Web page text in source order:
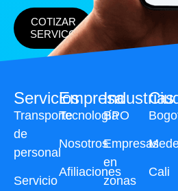
COTIZAR
SERVICO
Servicios
Transporte
de
personal
Servicio
Industrias
BPO
Empresas
en
zonas
Cali
Empresa
Tecnología
Nosotros
Afiliaciones